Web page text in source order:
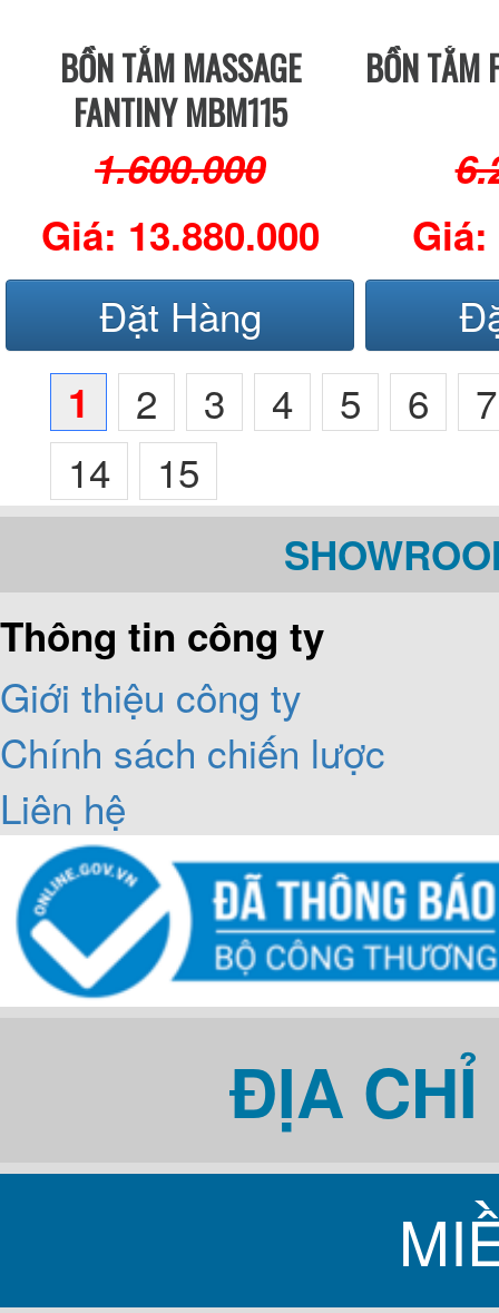
BỒN TẮM MASSAGE
FANTINY MBM115
1.600.000
Giá: 13.880.000
Đặt Hàng
BỒN TẮM
Giá:
1
2 3 4 5 6
7
14
15
Thông tin công ty
Giới thiệu công ty
Chính sách chiến lược
Liên hệ
ĐỊA CHỈ